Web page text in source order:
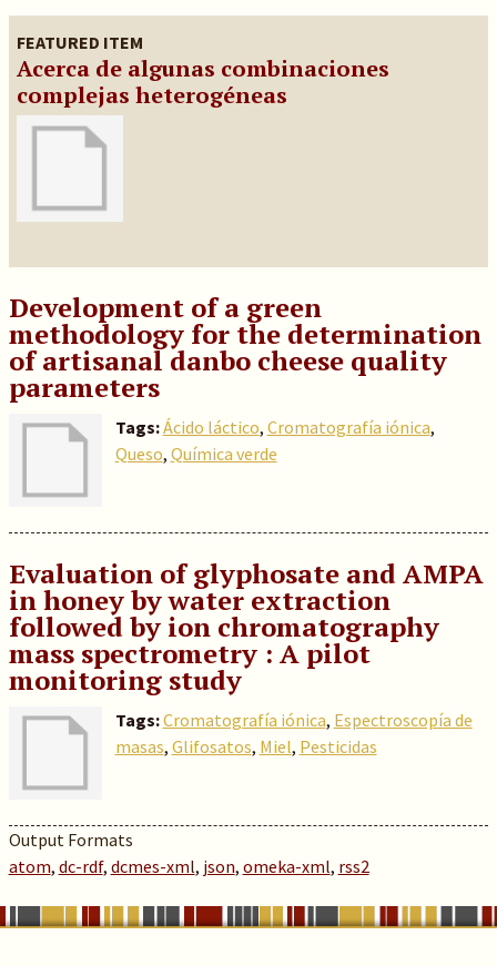
FEATURED ITEM
Acerca de algunas combinaciones
complejas heterogéneas
Development of a green
methodology for the determination
of artisanal danbo cheese quality
parameters
Tags:Ácido láctico, Cromatografía iónica,
Queso, Química verde
Evaluation of glyphosate and AMPA
in honey by water extraction
followed by ion chromatography
mass spectrometry : A pilot
monitoring study
Tags:Cromatografía iónica, Espectroscopía de
masas, Glifosatos, Miel, Pesticidas
Output Formats
atom, dc-rdf, dcmes-xml, json, omeka-xml, rss2